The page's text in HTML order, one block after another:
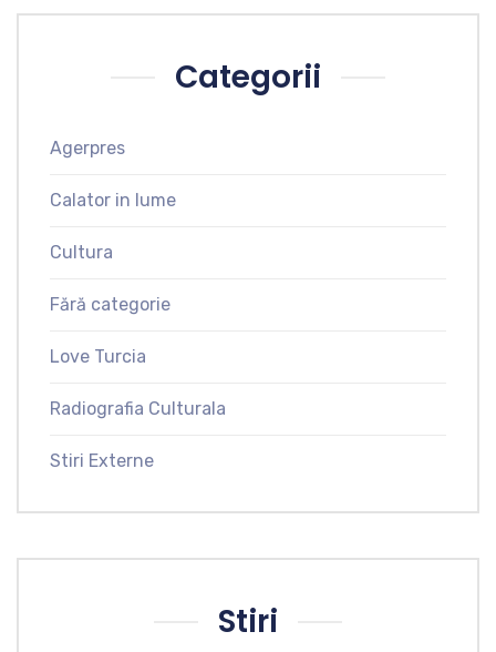
Categorii
Agerpres
Calator in lume
Cultura
Fără categorie
Love Turcia
Radiografia Culturala
Stiri Externe
Stiri